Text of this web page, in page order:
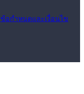
ข้อกำหนดและเงื่อนไข